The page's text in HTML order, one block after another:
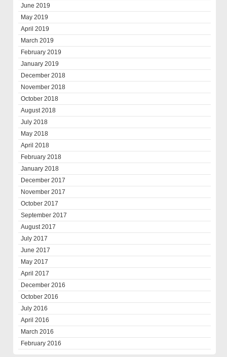
June 2019
May 2019
April 2019
March 2019
February 2019
January 2019
December 2018
November 2018
October 2018
August 2018
July 2018
May 2018
April 2018
February 2018
January 2018
December 2017
November 2017
October 2017
September 2017
August 2017
July 2017
June 2017
May 2017
April 2017
December 2016
October 2016
July 2016
April 2016
March 2016
February 2016